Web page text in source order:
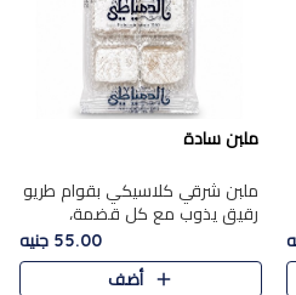
ملبن سادة
ملبن شرقي كلاسيكي بقوام طريو
رقيق يذوب مع كل قضمة،
مغطى بطبقة ناعمة من السكر
البودرة ليقدم المذاق الأصيل الذي
ارتبط بحلويات المولد التقليدي..
55.00 جنيه
أضف